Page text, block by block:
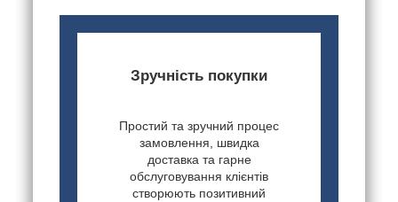
Зручність покупки
Простий та зручний процес
замовлення, швидка
доставка та гарне
обслуговування клієнтів
створюють позитивний